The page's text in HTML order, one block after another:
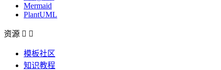
Mermaid
PlantUML
资源  
模板社区
知识教程